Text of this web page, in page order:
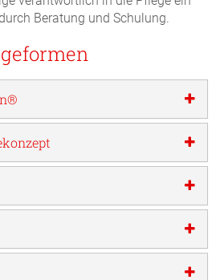
Beratung und Schulung.